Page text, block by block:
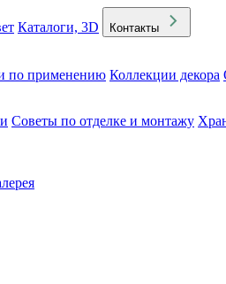
Каталоги, 3D Контакты
по применению Коллекции декора
Советы по отделке и монтажу